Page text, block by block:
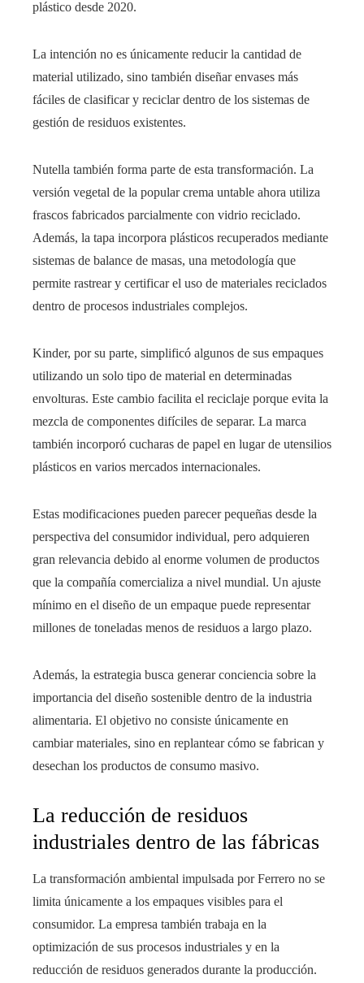
plástico desde 2020.
La intención no es únicamente reducir la cantidad de
material utilizado, sino también diseñar envases más
fáciles de clasificar y reciclar dentro de los sistemas de
gestión de residuos existentes.
Nutella también forma parte de esta transformación. La
versión vegetal de la popular crema untable ahora utiliza
frascos fabricados parcialmente con vidrio reciclado.
Además, la tapa incorpora plásticos recuperados mediante
sistemas de balance de masas, una metodología que
permite rastrear y certificar el uso de materiales reciclados
dentro de procesos industriales complejos.
Kinder, por su parte, simplificó algunos de sus empaques
utilizando un solo tipo de material en determinadas
envolturas. Este cambio facilita el reciclaje porque evita la
mezcla de componentes difíciles de separar. La marca
también incorporó cucharas de papel en lugar de utensilios
plásticos en varios mercados internacionales.
Estas modificaciones pueden parecer pequeñas desde la
perspectiva del consumidor individual, pero adquieren
gran relevancia debido al enorme volumen de productos
que la compañía comercializa a nivel mundial. Un ajuste
mínimo en el diseño de un empaque puede representar
millones de toneladas menos de residuos a largo plazo.
Además, la estrategia busca generar conciencia sobre la
importancia del diseño sostenible dentro de la industria
alimentaria. El objetivo no consiste únicamente en
cambiar materiales, sino en replantear cómo se fabrican y
desechan los productos de consumo masivo.
La reducción de residuos
industriales dentro de las fábricas
La transformación ambiental impulsada por Ferrero no se
limita únicamente a los empaques visibles para el
consumidor. La empresa también trabaja en la
optimización de sus procesos industriales y en la
reducción de residuos generados durante la producción.